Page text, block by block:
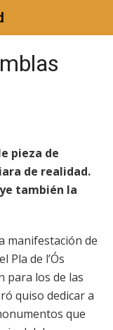
pieza de
de realidad.
también la
manifestación de
Pla de l’Ós
para los de las
quiso dedicar a
que